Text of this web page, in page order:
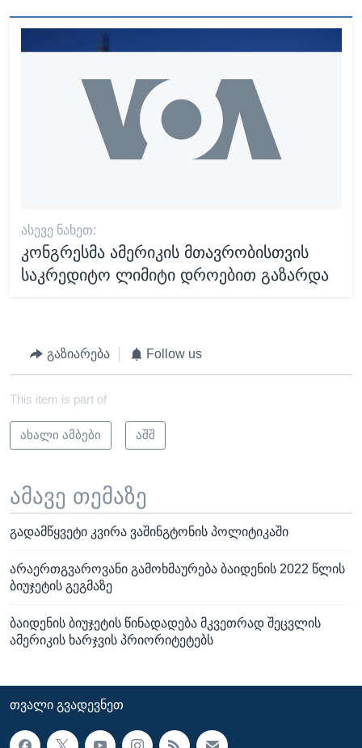
ᲐᲡᲔᲕᲔ ᲜᲐᲮᲔᲗ:
კონგრესმა ამერიკის მთავრობისთვის
საკრედიტო ლიმიტი დროებით გაზარდა
გაზიარება Follow us
This item is part of
ახალი ამბები აშშ
ამავე თემაზე
გადამწყვეტი კვირა ვაშინგტონის პოლიტიკაში
არაერთგვაროვანი გამოხმაურება ბაიდენის 2022 წლის
ბიუჯეტის გეგმაზე
ბაიდენის ბიუჯეტის წინადადება მკვეთრად შეცვლის
ამერიკის ხარჯვის პრიორიტეტებს
ᲗᲕᲐᲚᲘ ᲒᲕᲐᲓᲔᲕᲜᲔᲗ